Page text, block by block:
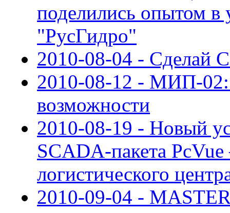
поделились опытом
"РусГидро"
2010-08-04 - Сделай
2010-08-12 - МИП-02:
возможности
2010-08-19 - Новый
SCADA-пакета PcVue
логистического
2010-09-04 -